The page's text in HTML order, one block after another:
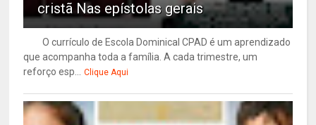
cristã Nas epístolas gerais
O currículo de Escola Dominical CPAD é um aprendizado
que acompanha toda a família. A cada trimestre, um
reforço esp... Clique Aqui